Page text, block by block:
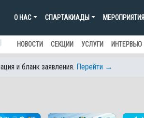
О НАС СПАРТАКИАДЫ МЕРОПРИЯТИЯ
НОВОСТИ СЕКЦИИ УСЛУГИ ИНТЕРВЬЮ
и бланк заявления. Перейти →